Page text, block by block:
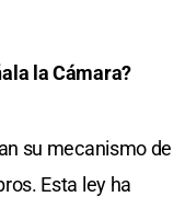
la Cámara?
su mecanismo de
Esta ley ha